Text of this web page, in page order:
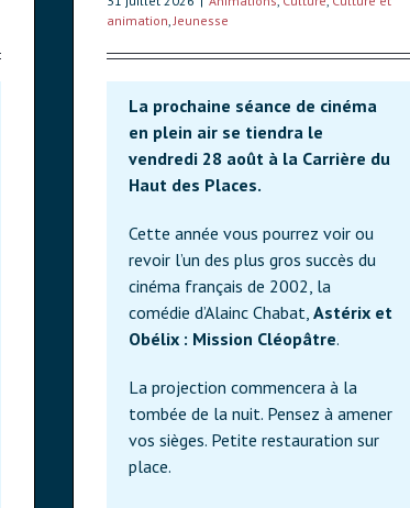
animation,Jeunesse
La prochaine séance de cinéma
en plein air se tiendra le
vendredi 28 août à la Carrière du
Haut des Places.
Cette année vous pourrez voir ou
revoir l’un des plus gros succès du
cinéma français de 2002, la
comédie d’Alainc Chabat, Astérix et
Obélix : Mission Cléopâtre.
La projection commencera à la
tombée de la nuit. Pensez à amener
vos sièges. Petite restauration sur
place.